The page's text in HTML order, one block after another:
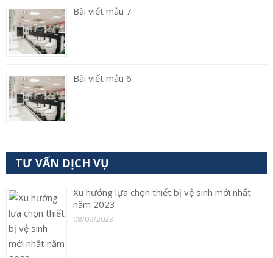
Bài viết mẫu 7
Bài viết mẫu 6
TƯ VẤN DỊCH VỤ
Xu hướng lựa chọn thiết bị vệ sinh mới nhất
năm 2023
08/09/2023